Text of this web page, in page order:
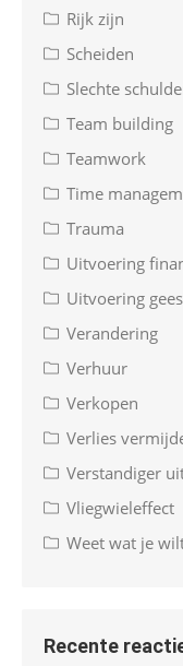
Rijk zijn
Scheiden
Slechte
Team building
Teamwork
Time
Trauma
Uitvoering
Uitvoering
Verandering
Verhuur
Verkopen
Verlies
Verstandiger
Vliegwieleffect
Weet wat je
Recente